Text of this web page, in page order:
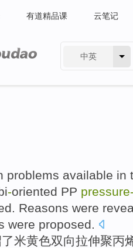
有道精品课 云笔记
中英
problems available in
-oriented PP
. Reasons were
were proposed.
米黄色双向拉伸聚丙